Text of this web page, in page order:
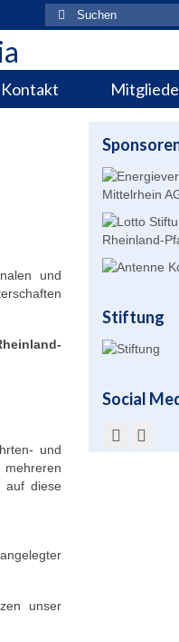
Suchen
nach:
Kontakt
und
und
auf diese
unser
Stiftung
Social